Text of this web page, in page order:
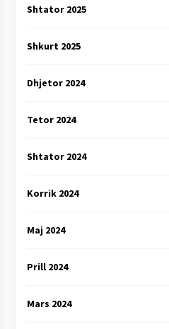
Shtator 2025
Shkurt 2025
Dhjetor 2024
Tetor 2024
Shtator 2024
Korrik 2024
Maj 2024
Prill 2024
Mars 2024